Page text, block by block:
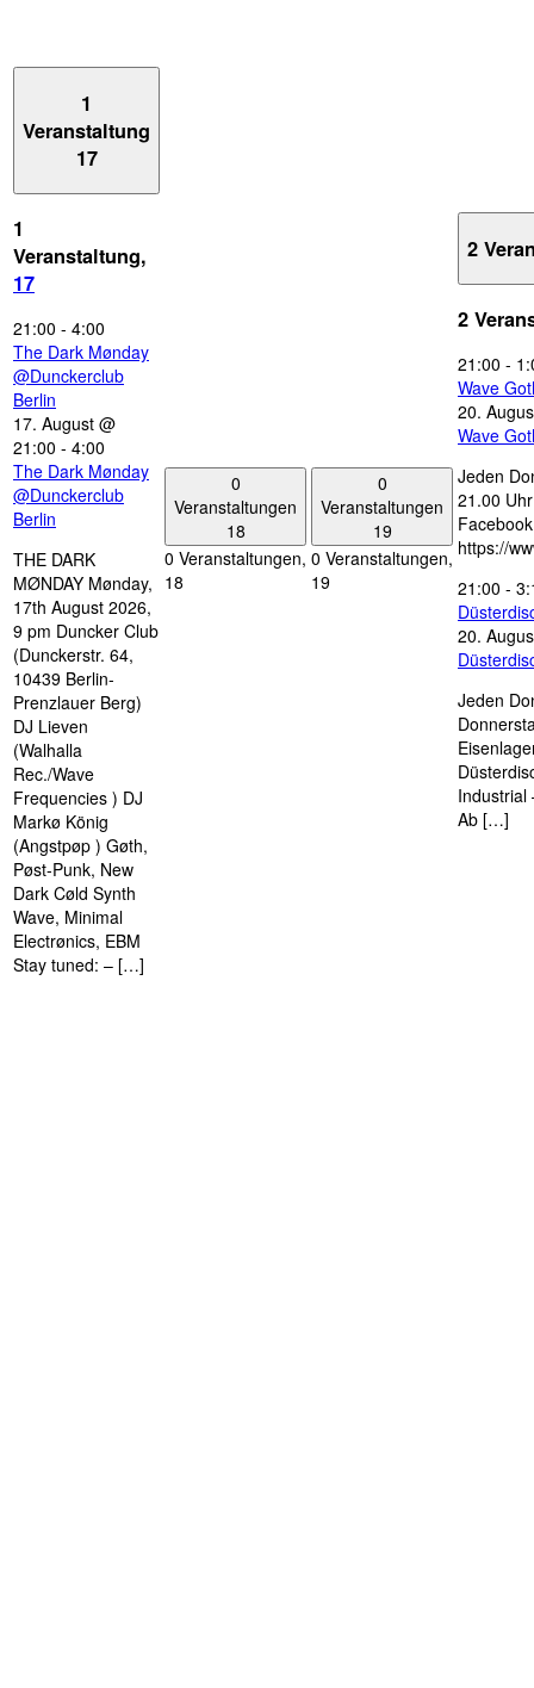
1
Veranstaltung
17
1
Veranstaltung,
17
21:00 - 4:00
The Dark Mønday
@Dunckerclub
Berlin
17. August @
21:00 - 4:00
The Dark Mønday
@Dunckerclub
Berlin
THE DARK
MØNDAY Mønday,
17th August 2026,
9 pm Duncker Club
(Dunckerstr. 64,
10439 Berlin-
Prenzlauer Berg)
DJ Lieven
(Walhalla
Rec./Wave
Frequencies ) DJ
Markø König
(Angstpøp ) Gøth,
Pøst-Punk, New
Dark Cøld Synth
Wave, Minimal
Electrønics, EBM
Stay tuned: – […]
0
Veranstaltungen
18
0 Veranstaltungen,
18
0
Veranstaltungen
19
0 Veranstaltungen,
19
2
2
21:00 -
Wave
20.
Wave
Jeden
21.00
https://
21:00 -
20.
Jeden
Industrial
Ab […]